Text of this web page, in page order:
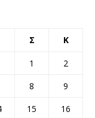
Σ Κ
1
2
8
9
15
16